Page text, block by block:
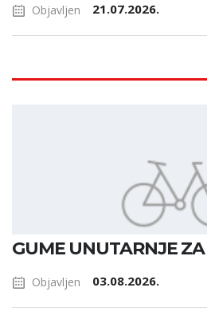
Objavljen 21.07.2026.
GUME UNUTARNJE
Objavljen 03.08.2026.